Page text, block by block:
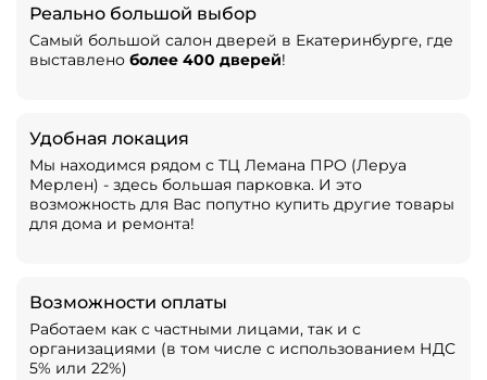
Реально большой выбор
Самый большой салон дверей в Екатеринбурге, где
выставлено более 400 дверей!
Удобная локация
Мы находимся рядом с ТЦ Лемана ПРО (Леруа
Мерлен) - здесь большая парковка. И это
возможность для Вас попутно купить другие товары
для дома и ремонта!
Возможности оплаты
Работаем как с частными лицами, так и с
организациями (в том числе с использованием НДС
5% или 22%)